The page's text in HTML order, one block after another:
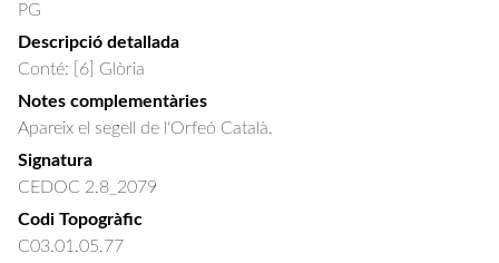
PG
Descripció detallada
Conté: [6] Glòria
Notes complementàries
Apareix el segell de l'Orfeó Català.
Signatura
CEDOC 2.8_2079
Codi Topogràfic
C03.01.05.77